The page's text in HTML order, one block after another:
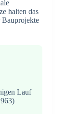
halten das
Lauf